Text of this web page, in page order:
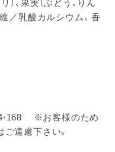
維／乳酸カルシウム、 香
168 ※お客様のため
遠慮下さい。